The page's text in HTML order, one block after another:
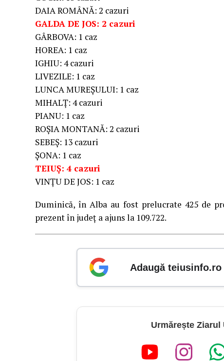
DAIA ROMÂNĂ: 2 cazuri
GALDA DE JOS: 2 cazuri
GÂRBOVA: 1 caz
HOREA: 1 caz
IGHIU: 4 cazuri
LIVEZILE: 1 caz
LUNCA MUREȘULUI: 1 caz
MIHALȚ: 4 cazuri
PIANU: 1 caz
ROȘIA MONTANĂ: 2 cazuri
SEBEȘ: 13 cazuri
ȘONA: 1 caz
TEIUȘ: 4 cazuri
VINȚU DE JOS: 1 caz
Duminică, în Alba au fost prelucrate 425 de
prezent în județ a ajuns la 109.722.
Adaugă
Urmărește Ziarul